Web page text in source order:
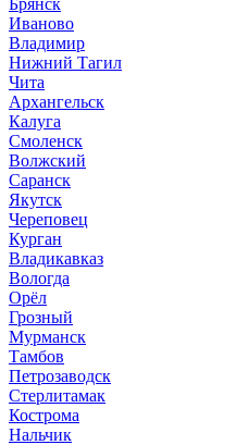
Брянск
Иваново
Владимир
Нижний Тагил
Чита
Архангельск
Калуга
Смоленск
Волжский
Саранск
Якутск
Череповец
Курган
Владикавказ
Вологда
Орёл
Грозный
Мурманск
Тамбов
Петрозаводск
Стерлитамак
Кострома
Нальчик